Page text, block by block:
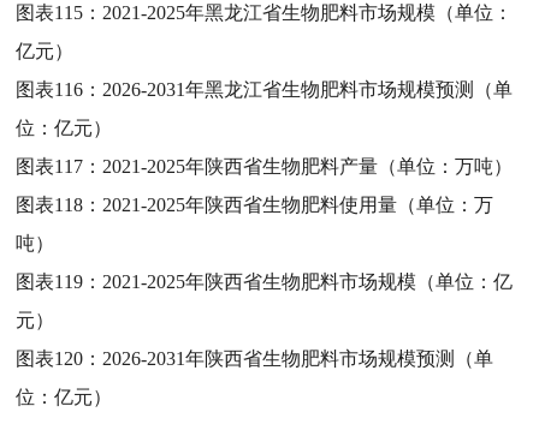
图表115： 2021-2025年黑龙江省生物肥料市场规模（单位：
亿元）
图表116： 2026-2031年黑龙江省生物肥料市场规模预测（单
位：亿元）
图表117： 2021-2025年陕西省生物肥料产量（单位：万吨）
图表118： 2021-2025年陕西省生物肥料使用量（单位：万
吨）
图表119： 2021-2025年陕西省生物肥料市场规模（单位：亿
元）
图表120： 2026-2031年陕西省生物肥料市场规模预测（单
位：亿元）